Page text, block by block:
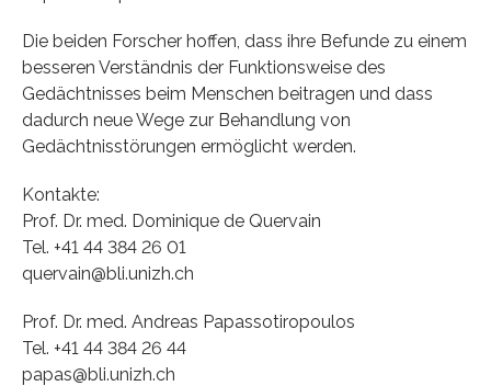
Die beiden Forscher hoffen, dass ihre Befunde zu einem
besseren Verständnis der Funktionsweise des
Gedächtnisses beim Menschen beitragen und dass
dadurch neue Wege zur Behandlung von
Gedächtnisstörungen ermöglicht werden.
Kontakte:
Prof. Dr. med. Dominique de Quervain
Tel. +41 44 384 26 01
quervain@bli.unizh.ch
Prof. Dr. med. Andreas Papassotiropoulos
Tel. +41 44 384 26 44
papas@bli.unizh.ch